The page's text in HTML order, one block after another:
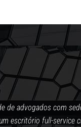
de advogados com
escritório full-service